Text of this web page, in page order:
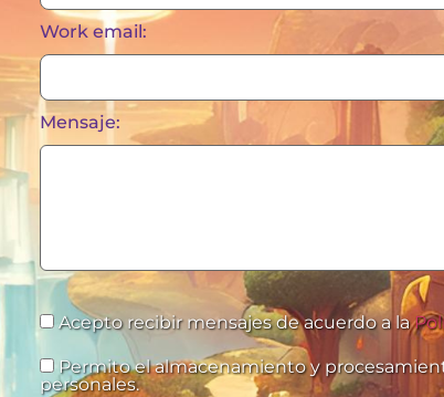
Work email:
Mensaje:
Acepto recibir mensajes de acuerdo a la
Permito el almacenamiento y
personales.